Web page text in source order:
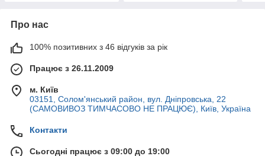
Про нас
100% позитивних з 46 відгуків за рік
Працює з 26.11.2009
м. Київ
03151, Солом'янський район, вул. Дніпровська, 22
(САМОВИВОЗ ТИМЧАСОВО НЕ ПРАЦЮЄ), Київ, Україна
Контакти
Сьогодні працює з 09:00 до 19:00